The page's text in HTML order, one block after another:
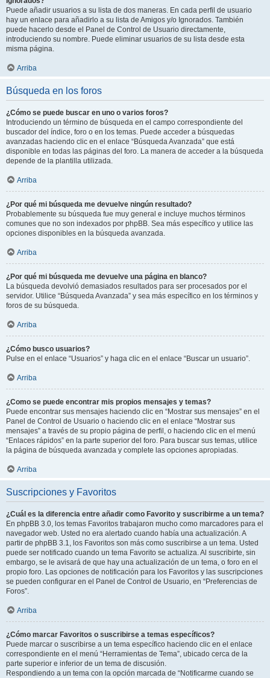
Puede añadir usuarios a su lista de dos maneras. En cada perfil de usuario
hay un enlace para añadirlo a su lista de Amigos y/o Ignorados. También
puede hacerlo desde el Panel de Control de Usuario directamente,
introduciendo su nombre. Puede eliminar usuarios de su lista desde esta
misma página.
Arriba
Búsqueda en los foros
¿Cómo se puede buscar en uno o varios foros?
Introduciendo un término de búsqueda en el campo correspondiente del
buscador del índice, foro o en los temas. Puede acceder a búsquedas
avanzadas haciendo clic en el enlace “Búsqueda Avanzada” que está
disponible en todas las páginas del foro. La manera de acceder a la búsqueda
depende de la plantilla utilizada.
Arriba
¿Por qué mi búsqueda me devuelve ningún resultado?
Probablemente su búsqueda fue muy general e incluye muchos términos
comunes que no son indexados por phpBB. Sea más específico y utilice las
opciones disponibles en la búsqueda avanzada.
Arriba
¿Por qué mi búsqueda me devuelve una página en blanco?
La búsqueda devolvió demasiados resultados para ser procesados por el
servidor. Utilice “Búsqueda Avanzada” y sea más específico en los términos y
foros de su búsqueda.
Arriba
¿Cómo busco usuarios?
Pulse en el enlace “Usuarios” y haga clic en el enlace “Buscar un usuario”.
Arriba
¿Como se puede encontrar mis propios mensajes y temas?
Puede encontrar sus mensajes haciendo clic en “Mostrar sus mensajes” en el
Panel de Control de Usuario o haciendo clic en el enlace “Mostrar sus
mensajes” a través de su propio página de perfil, o haciendo clic en el menú
“Enlaces rápidos” en la parte superior del foro. Para buscar sus temas, utilice
la página de búsqueda avanzada y complete las opciones apropiadas.
Arriba
Suscripciones y Favoritos
¿Cuál es la diferencia entre añadir como Favorito y suscribirme a un tema?
En phpBB 3.0, los temas Favoritos trabajaron mucho como marcadores para el
navegador web. Usted no era alertado cuando había una actualización. A
partir de phpBB 3.1, los Favoritos son más como suscribirse a un tema. Usted
puede ser notificado cuando un tema Favorito se actualiza. Al suscribirte, sin
embargo, se le avisará de que hay una actualización de un tema, o foro en el
propio foro. Las opciones de notificación para los Favoritos y las suscripciones
se pueden configurar en el Panel de Control de Usuario, en “Preferencias de
Foros”.
Arriba
¿Cómo marcar Favoritos o suscribirse a temas específicos?
Puede marcar o suscribirse a un tema específico haciendo clic en el enlace
correspondiente en el menú “Herramientas de Tema”, ubicado cerca de la
parte superior e inferior de un tema de discusión.
Respondiendo a un tema con la opción marcada de “Notificarme cuando se